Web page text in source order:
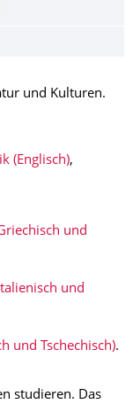
und Kulturen.
(Englisch),
und
und
und Tschechisch).
studieren. Das